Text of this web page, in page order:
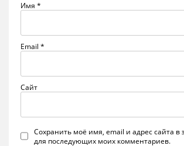
Имя *
Email *
Сайт
Сохранить моё имя, email и адрес сайта в
для последующих моих комментариев.